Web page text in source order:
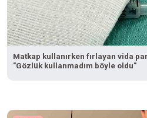
Matkap kullanırken fırlayan vida
"Gözlük kullanmadım böyle oldu"